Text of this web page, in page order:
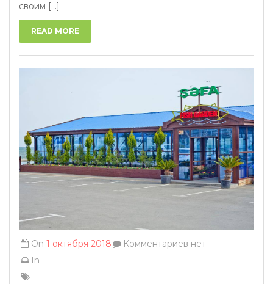
своим [...]
READ MORE
On 1 октября 2018
In
Комментариев нет